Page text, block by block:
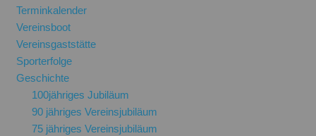
Terminkalender
Vereinsboot
Vereinsgaststätte
Sporterfolge
Geschichte
100jähriges Jubiläum
90 jähriges Vereinsjubiläum
75 jähriges Vereinsjubiläum